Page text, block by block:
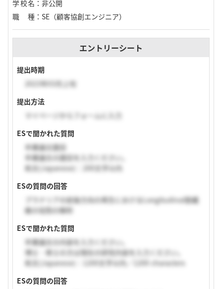
学校名 ： 非公開
職種 ： SE（顧客協創エンジニア）
エントリーシート
提出時期
2023年03月上旬
提出方法
マイページからフォームに入力
ESで聞かれた質問
卒業論文題目
卒業論文の題目を入力ください。
和文(Japanese)：200文字以内
ESの質問の回答
プラナリアの前後方向の再生におけるLongitudinal筋繊
維の役割の解析
ESで聞かれた質問
卒業論文の内容を入力ください。
博士・修士の方は現在の研究内容を入力ください。
和文(Japanese)：1200文字以内／1200 characters
ESの質問の回答